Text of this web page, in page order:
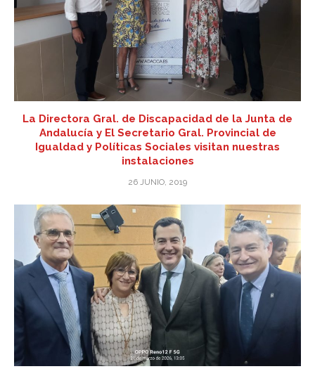
La Directora Gral. de Discapacidad de la Junta de
Andalucía y El Secretario Gral. Provincial de
Igualdad y Políticas Sociales visitan nuestras
instalaciones
26 JUNIO, 2019